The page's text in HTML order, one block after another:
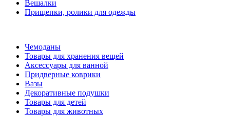
Вешалки
Прищепки, ролики для одежды
Чемоданы
Товары для хранения вещей
Аксессуары для ванной
Придверные коврики
Вазы
Декоративные подушки
Товары для детей
Товары для животных